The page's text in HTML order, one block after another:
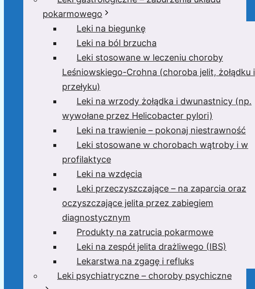
pokarmowego
Leki na biegunkę
Leki na ból brzucha
Leki stosowane w leczeniu choroby
Leśniowskiego-Crohna (choroba jelit, żołądku i
przełyku)
Leki na wrzody żołądka i dwunastnicy (np.
wywołane przez Helicobacter pylori)
Leki na trawienie – pokonaj niestrawność
Leki stosowane w chorobach wątroby i w
profilaktyce
Leki na wzdęcia
Leki przeczyszczające – na zaparcia oraz
oczyszczające jelita przez zabiegiem
diagnostycznym
Produkty na zatrucia pokarmowe
Leki na zespół jelita drażliwego (IBS)
Lekarstwa na zgagę i refluks
Leki psychiatryczne – choroby psychiczne